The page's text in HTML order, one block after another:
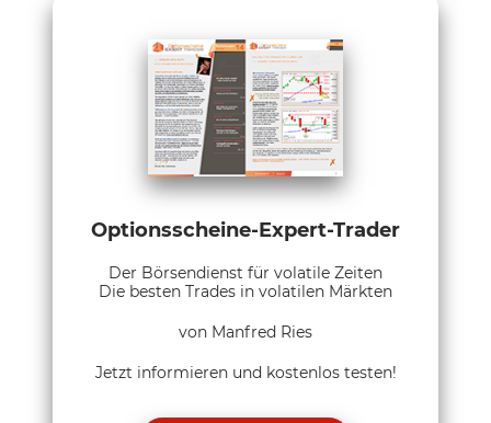
Optionsscheine-Expert-Trader
Der Börsendienst für volatile Zeiten
Die besten Trades in volatilen Märkten
von Manfred Ries
Jetzt informieren und kostenlos testen!